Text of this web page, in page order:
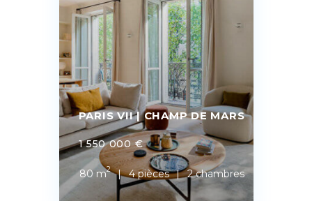
PARIS VII | CHAMP DE MARS
1 550 000 €
80 m2 4 pièces 2 chambres